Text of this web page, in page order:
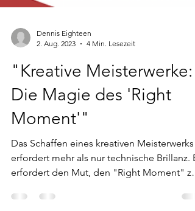
Dennis Eighteen
"Kreative Meisterwerke:
Die Magie des 'Right
Moment'"
Das Schaffen eines kreativen Meisterwerks
erfordert mehr als nur technische Brillanz.
ergreifen